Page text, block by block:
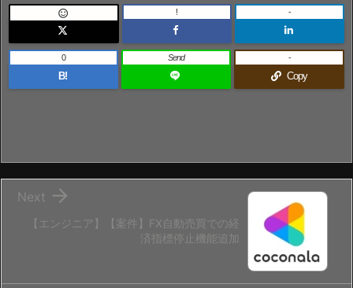
 ! -
B!
0 Send
Copy
-
【エンジニア】【案件】FX自動売買での経
済指標停止機能追加

Next